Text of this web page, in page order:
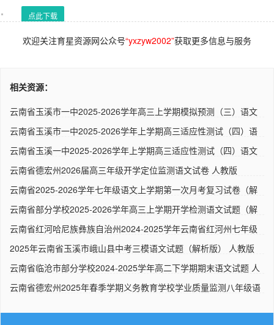
点此下载
欢迎关注育星资源网公众号“yxzyw2002”获取更多信息与服务
相关资源：
云南省玉溪市一中2025-2026学年高三上学期模拟预测（三）语文
云南省玉溪市一中2025-2026学年上学期高三适应性测试（四）语
云南省玉溪一中2025-2026学年上学期高三适应性测试（四）语文
云南省德宏州2026届高三年级开学定位监测语文试卷 人教版
云南省2025-2026学年七年级语文上学期第一次月考复习试卷（解
云南省部分学校2025-2026学年高三上学期开学检测语文试题（解
云南省红河哈尼族彝族自治州2024-2025学年云南省红河州七年级
2025年云南省玉溪市峨山县中考三模语文试题（解析版） 人教版
云南省临沧市部分学校2024-2025学年高二下学期期末语文试题 人
云南省德宏州2025年春季学期义务教育学校学业质量监测八年级语